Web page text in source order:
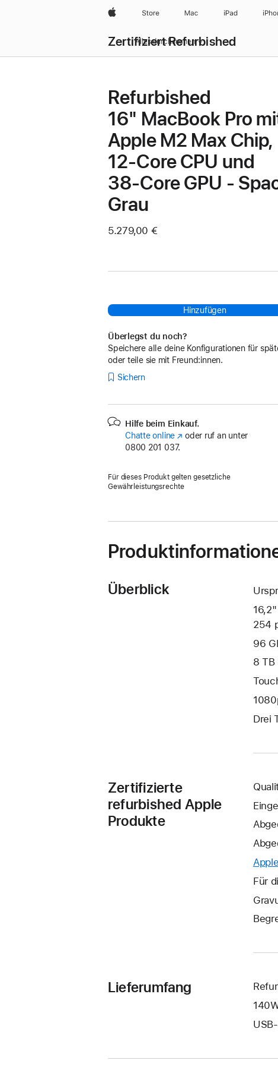
Apple Store Mac iPad
Zertifiziert Refurbished
Alles durchsuchen
Refurbished
16" MacBook Pro
Apple M2 Max Chip,
12‑Core CPU und
38‑Core GPU -
Grau
5.279,00 €
Hinzufügen
Überlegst du noch?
Speichere alle deine Konfigurationen für
oder teile sie mit Freund:innen.
Sichern
Hilfe beim Einkauf.
Chatte online (Öffnet
ein
oder ruf an unter
0800 201 037.
Für dieses Produkt gelten gesetzliche
Gewährleistungsrechte
Überblick
254
96
8 TB
Drei
Zertifizierte
refurbished Apple
Produkte
Für
Lieferumfang